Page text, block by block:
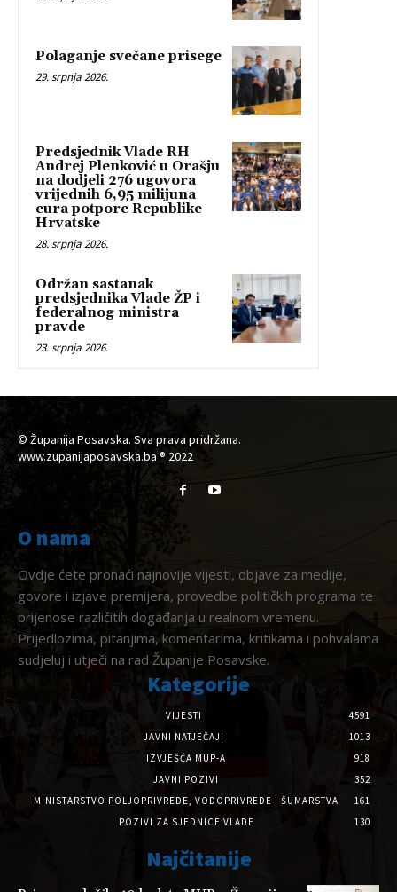
Polaganje svečane prisege
29. srpnja 2026.
Predsjednik Vlade RH
Andrej Plenković u Orašju
na dodjeli 276 ugovora
vrijednih 6,95 milijuna
eura potpore Republike
Hrvatske
28. srpnja 2026.
Održan sastanak
predsjednika Vlade ŽP i
federalnog ministra
pravde
23. srpnja 2026.
© Županija Posavska. Sva prava pridržana.
www.zupanijaposavska.ba ® 2022
O nama
Ovdje ćete pronaći najnovije vijesti, objave za medije,
govore i izjave premijera, provedbe političkih programa te
prijenose različitih događanja u realnom vremenu.
Prijedlozima, pitanjima, komentarima, kritikama i pohvalama
sudjeluj i utječi na rad Županije Posavske.
Kategorije
VIJESTI
4591
JAVNI NATJEČAJI
1013
IZVJEŠĆA MUP-A
918
JAVNI POZIVI
352
MINISTARSTVO POLJOPRIVREDE, VODOPRIVREDE I ŠUMARSTVA
161
POZIVI ZA SJEDNICE VLADE
130
Najčitanije